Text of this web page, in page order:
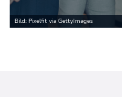
Bild: Pixelfit via GettyImages